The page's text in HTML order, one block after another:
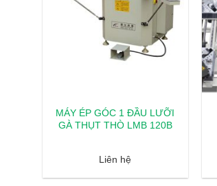
MÁY ÉP GÓC 1 ĐẦU LƯỠI
GÀ THỤT THÒ LMB 120B
Liên hệ